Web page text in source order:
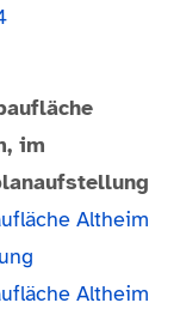
im
Altheim
Altheim